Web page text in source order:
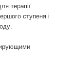
терапії
ступеня і